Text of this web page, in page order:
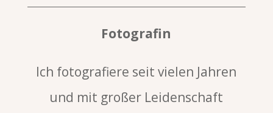
Fotografin
Ich fotografiere seit vielen Jahren
und mit großer Leidenschaft